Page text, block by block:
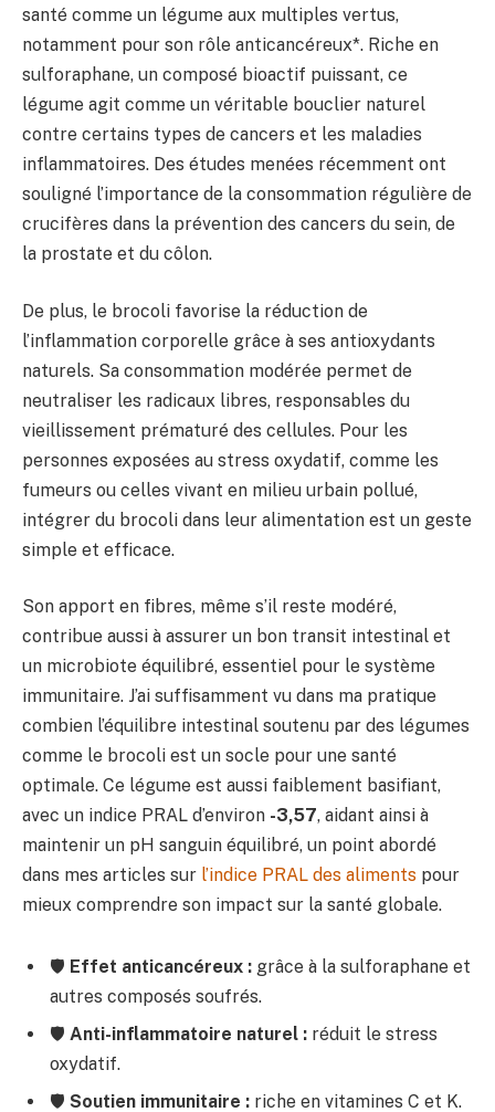
santé comme un légume aux multiples vertus,
notamment pour son rôle anticancéreux*. Riche en
sulforaphane, un composé bioactif puissant, ce
légume agit comme un véritable bouclier naturel
contre certains types de cancers et les maladies
inflammatoires. Des études menées récemment ont
souligné l’importance de la consommation régulière de
crucifères dans la prévention des cancers du sein, de
la prostate et du côlon.
De plus, le brocoli favorise la réduction de
l’inflammation corporelle grâce à ses antioxydants
naturels. Sa consommation modérée permet de
neutraliser les radicaux libres, responsables du
vieillissement prématuré des cellules. Pour les
personnes exposées au stress oxydatif, comme les
fumeurs ou celles vivant en milieu urbain pollué,
intégrer du brocoli dans leur alimentation est un geste
simple et efficace.
Son apport en fibres, même s’il reste modéré,
contribue aussi à assurer un bon transit intestinal et
un microbiote équilibré, essentiel pour le système
immunitaire. J’ai suffisamment vu dans ma pratique
combien l’équilibre intestinal soutenu par des légumes
comme le brocoli est un socle pour une santé
optimale. Ce légume est aussi faiblement basifiant,
avec un indice PRAL d’environ -3,57, aidant ainsi à
maintenir un pH sanguin équilibré, un point abordé
dans mes articles sur l’indice PRAL des aliments pour
mieux comprendre son impact sur la santé globale.
🛡️ Effet anticancéreux : grâce à la sulforaphane et
autres composés soufrés.
🛡️ Anti-inflammatoire naturel : réduit le stress
oxydatif.
🛡️ Soutien immunitaire : riche en vitamines C et K.